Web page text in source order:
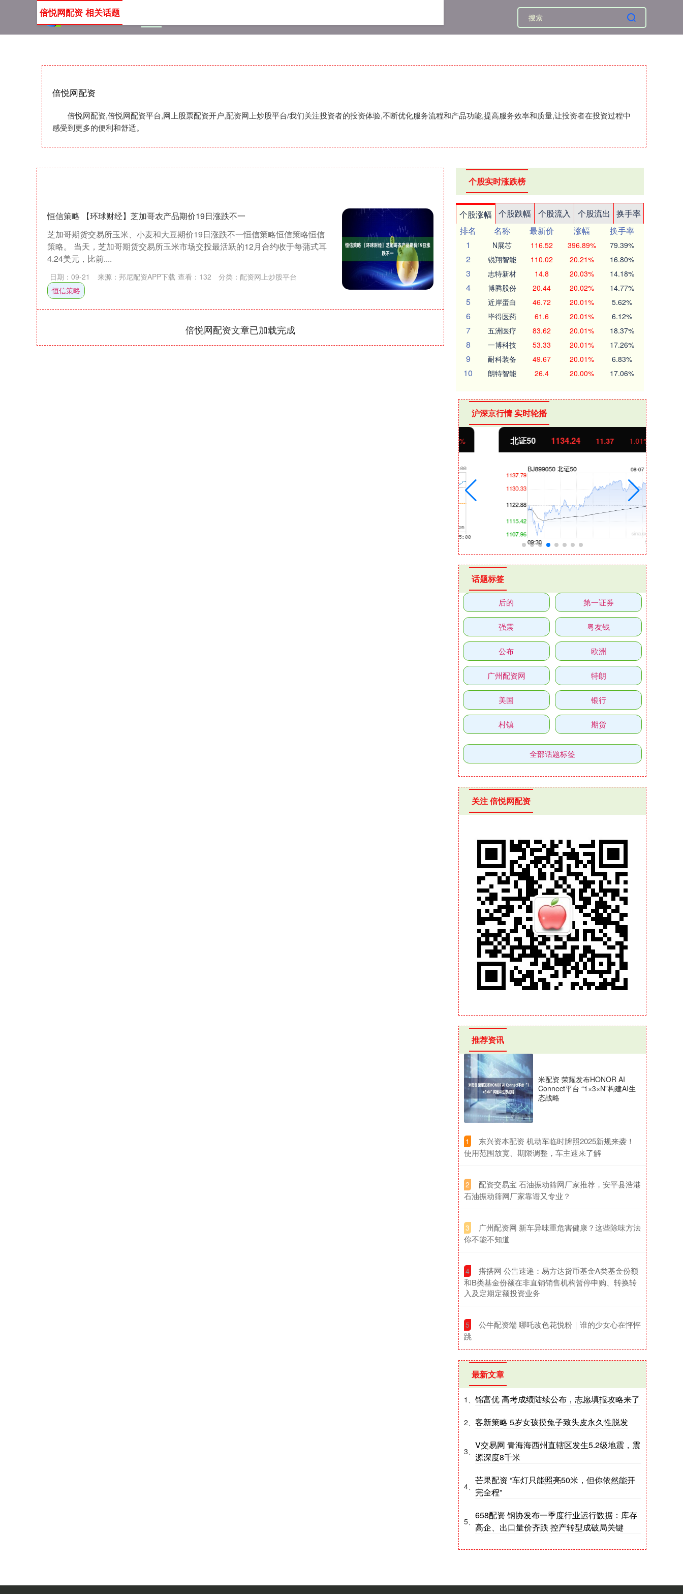
倍悦网配资
倍悦网配资,倍悦网配资平台,网上股票配资开户,配资网上炒股平台/我们关注投资者的投资体验,不断优化服务流程和产品功能,提高服务效率和质量,让投资者在投资过程中
感受到更多的便利和舒适。
倍悦网配资 相关话题
恒信策略 【环球财经】芝加哥农产品期价19日涨跌不一
芝加哥期货交易所玉米、小麦和大豆期价19日涨跌不一恒信策略恒信策略恒信
策略。 当天，芝加哥期货交易所玉米市场交投最活跃的12月合约收于每蒲式耳
4.24美元，比前....
日期：09-21 来源：邦尼配资APP下载 查看： 132 分类： 配资网上炒股平台
恒信策略
倍悦网配资文章已加载完成
个股实时涨跌榜
个股涨幅 个股跌幅 个股流入 个股流出
换手率
排名
名称 最新价 涨幅
换手率
1
N展芯 116.52 396.89% 79.39%
2 锐翔智能 110.02 20.21% 16.80%
3 志特新材 14.8 20.03% 14.18%
4 博腾股份 20.44 20.02% 14.77%
5 近岸蛋白 46.72 20.01% 5.62%
6 毕得医药 61.6 20.01% 6.12%
7 五洲医疗 83.62 20.01% 18.37%
8 一博科技 53.33 20.01% 17.26%
9 耐科装备 49.67 20.01% 6.83%
10 朗特智能 26.4 20.00% 17.06%
沪深京行情 实时轮播
1134.24 11.37 1.01%
话题标签
后的 第一证券
强震 粤友钱
公布 欧洲
广州配资网 特朗
美国 银行
村镇 期货
全部话题标签
关注 倍悦网配资
推荐资讯
米配资 荣耀发布HONOR AI
Connect平台 “1×3×N”构建AI生
态战略
1
​东兴资本配资 机动车临时牌照2025新规来袭！
使用范围放宽、期限调整，车主速来了解
2
​配资交易宝 石油振动筛网厂家推荐，安平县浩港
石油振动筛网厂家靠谱又专业？
3
​广州配资网 新车异味重危害健康？这些除味方法
你不能不知道
4
​搭搭网 公告速递：易方达货币基金A类基金份额
和B类基金份额在非直销销售机构暂停申购、转换转
入及定期定额投资业务
5
​公牛配资端 哪吒改色花悦粉｜谁的少女心在怦怦
跳
最新文章
1、 锦富优 高考成绩陆续公布，志愿填报攻略来了
2、 客新策略 5岁女孩摸兔子致头皮永久性脱发
3、
V交易网 青海海西州直辖区发生5.2级地震，震
源深度8千米
4、
芒果配资 “车灯只能照亮50米，但你依然能开
完全程”
5、
658配资 钢协发布一季度行业运行数据：库存
高企、出口量价齐跌 控产转型成破局关键